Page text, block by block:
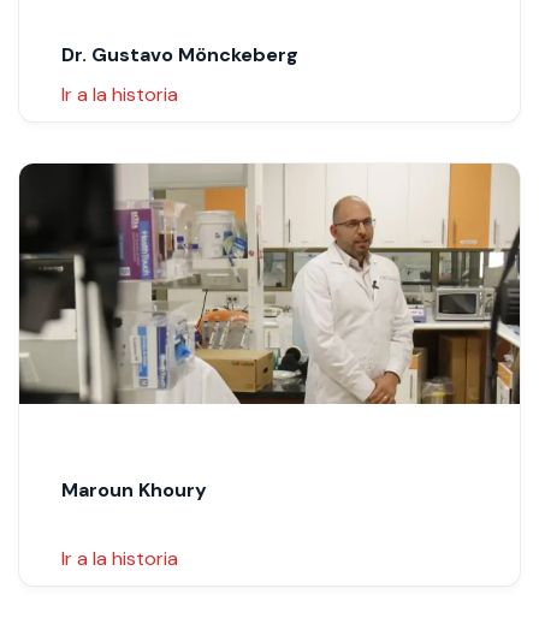
Dr. Gustavo Mönckeberg
Ir a la historia
Maroun Khoury
Ir a la historia